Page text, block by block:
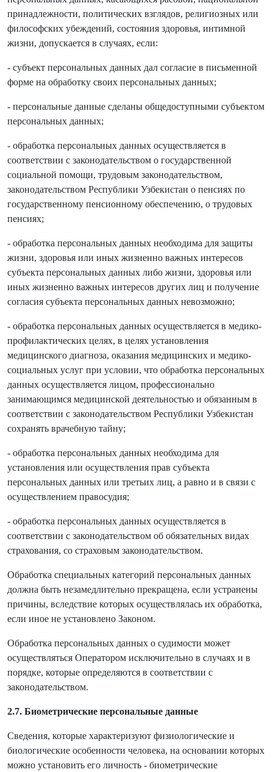
принадлежности, политических взглядов, религиозных или
философских убеждений, состояния здоровья, интимной
жизни, допускается в случаях, если:
- субъект персональных данных дал согласие в письменной
форме на обработку своих персональных данных;
- персональные данные сделаны общедоступными субъектом
персональных данных;
- обработка персональных данных осуществляется в
соответствии с законодательством о государственной
социальной помощи, трудовым законодательством,
законодательством Республики Узбекистан о пенсиях по
государственному пенсионному обеспечению, о трудовых
пенсиях;
- обработка персональных данных необходима для защиты
жизни, здоровья или иных жизненно важных интересов
субъекта персональных данных либо жизни, здоровья или
иных жизненно важных интересов других лиц и получение
согласия субъекта персональных данных невозможно;
- обработка персональных данных осуществляется в медико-
профилактических целях, в целях установления
медицинского диагноза, оказания медицинских и медико-
социальных услуг при условии, что обработка персональных
данных осуществляется лицом, профессионально
занимающимся медицинской деятельностью и обязанным в
соответствии с законодательством Республики Узбекистан
сохранять врачебную тайну;
- обработка персональных данных необходима для
установления или осуществления прав субъекта
персональных данных или третьих лиц, а равно и в связи с
осуществлением правосудия;
- обработка персональных данных осуществляется в
соответствии с законодательством об обязательных видах
страхования, со страховым законодательством.
Обработка специальных категорий персональных данных
должна быть незамедлительно прекращена, если устранены
причины, вследствие которых осуществлялась их обработка,
если иное не установлено Законом.
Обработка персональных данных о судимости может
осуществляться Оператором исключительно в случаях и в
порядке, которые определяются в соответствии с
законодательством.
2.7. Биометрические персональные данные
Сведения, которые характеризуют физиологические и
биологические особенности человека, на основании которых
можно установить его личность - биометрические